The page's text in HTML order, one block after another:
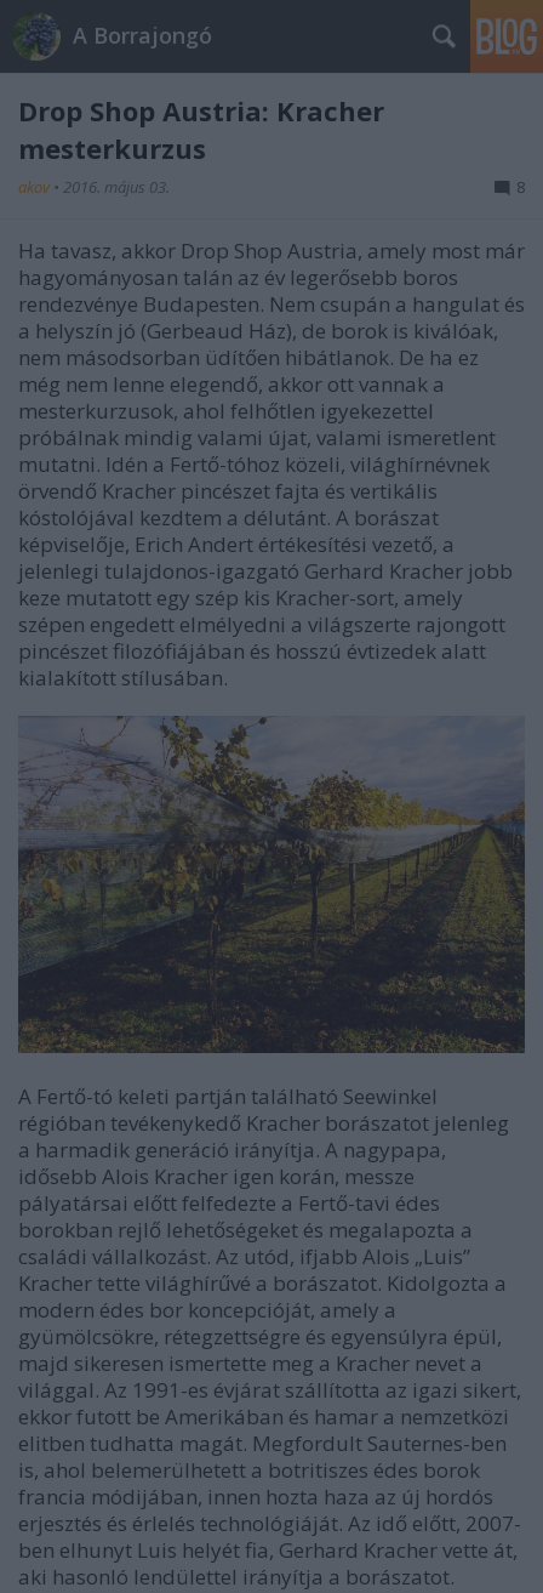
A Borrajongó
Drop Shop Austria: Kracher
mesterkurzus
akov • 2016. május 03. 8
Ha tavasz, akkor Drop Shop Austria, amely most már
hagyományosan talán az év legerősebb boros
rendezvénye Budapesten. Nem csupán a hangulat és
a helyszín jó (Gerbeaud Ház), de borok is kiválóak,
nem másodsorban üdítően hibátlanok. De ha ez
még nem lenne elegendő, akkor ott vannak a
mesterkurzusok, ahol felhőtlen igyekezettel
próbálnak mindig valami újat, valami ismeretlent
mutatni. Idén a Fertő-tóhoz közeli, világhírnévnek
örvendő Kracher pincészet fajta és vertikális
kóstolójával kezdtem a délutánt. A borászat
képviselője, Erich Andert értékesítési vezető, a
jelenlegi tulajdonos-igazgató Gerhard Kracher jobb
keze mutatott egy szép kis Kracher-sort, amely
szépen engedett elmélyedni a világszerte rajongott
pincészet filozófiájában és hosszú évtizedek alatt
kialakított stílusában.
A Fertő-tó keleti partján található Seewinkel
régióban tevékenykedő Kracher borászatot jelenleg
a harmadik generáció irányítja. A nagypapa,
idősebb Alois Kracher igen korán, messze
pályatársai előtt felfedezte a Fertő-tavi édes
borokban rejlő lehetőségeket és megalapozta a
családi vállalkozást. Az utód, ifjabb Alois „Luis”
Kracher tette világhírűvé a borászatot. Kidolgozta a
modern édes bor koncepcióját, amely a
gyümölcsökre, rétegzettségre és egyensúlyra épül,
majd sikeresen ismertette meg a Kracher nevet a
világgal. Az 1991-es évjárat szállította az igazi sikert,
ekkor futott be Amerikában és hamar a nemzetközi
elitben tudhatta magát. Megfordult Sauternes-ben
is, ahol belemerülhetett a botritiszes édes borok
francia módijában, innen hozta haza az új hordós
erjesztés és érlelés technológiáját. Az idő előtt, 2007-
ben elhunyt Luis helyét fia, Gerhard Kracher vette át,
aki hasonló lendülettel irányítja a borászatot.